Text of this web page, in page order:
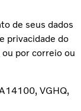
de seus dados
privacidade do
ou por correio ou
VGHQ,